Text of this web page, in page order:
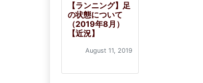
【ランニング】足
の状態について
（2019年8月）
【近況】
August 11, 2019